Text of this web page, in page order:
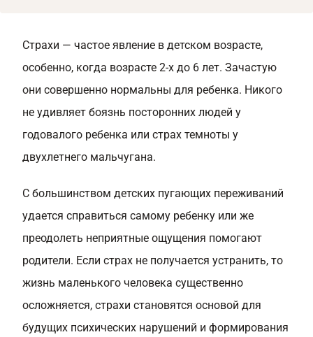
Страхи — частое явление в детском возрасте,
особенно, когда возрасте 2-х до 6 лет. Зачастую
они совершенно нормальны для ребенка. Никого
не удивляет боязнь посторонних людей у
годовалого ребенка или страх темноты у
двухлетнего мальчугана.
С большинством детских пугающих переживаний
удается справиться самому ребенку или же
преодолеть неприятные ощущения помогают
родители. Если страх не получается устранить, то
жизнь маленького человека существенно
осложняется, страхи становятся основой для
будущих психических нарушений и формирования